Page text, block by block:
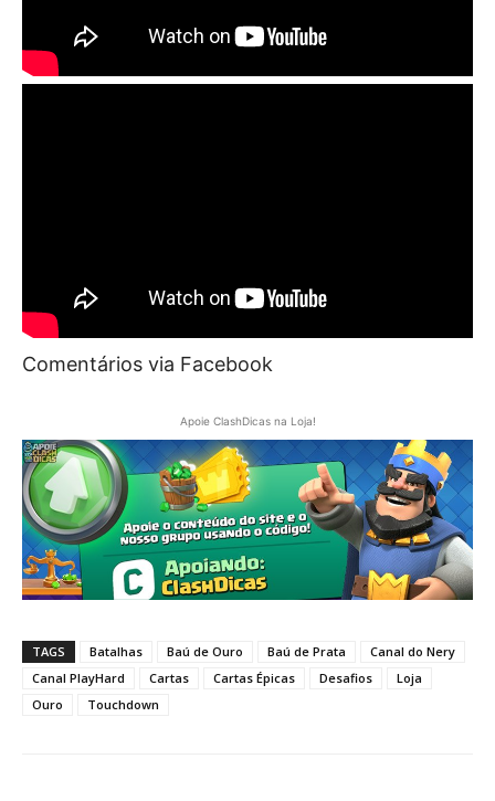
Comentários via Facebook
Apoie ClashDicas na Loja!
TAGS Batalhas Baú de Ouro Baú de Prata
Canal do Nery
Canal PlayHard
Cartas Cartas Épicas Desafios
Loja
Ouro
Touchdown